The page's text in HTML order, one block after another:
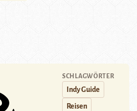
SCHLAGWÖRTER
Indy Guide
Reisen